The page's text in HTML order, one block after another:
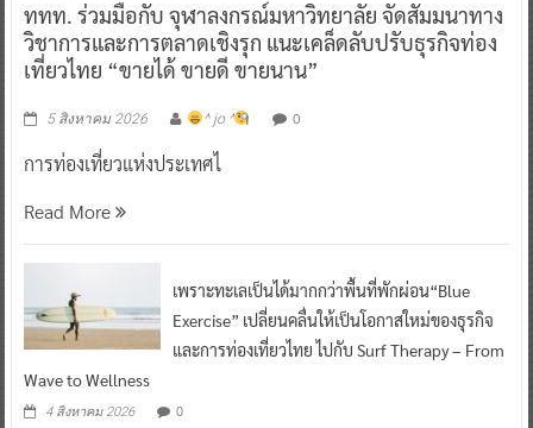
ททท. ร่วมมือกับ จุฬาลงกรณ์มหาวิทยาลัย จัดสัมมนาทาง
วิชาการและการตลาดเชิงรุก แนะเคล็ดลับปรับธุรกิจท่อง
เที่ยวไทย “ขายได้ ขายดี ขายนาน”
5 สิงหาคม 2026 ^ jo ^ 0
การท่องเที่ยวแห่งประเทศไ
Read More
เพราะทะเลเป็นได้มากกว่าพื้นที่พักผ่อน“Blue
Exercise” เปลี่ยนคลื่นให้เป็นโอกาสใหม่ของธุรกิจ
และการท่องเที่ยวไทย ไปกับ Surf Therapy – From
Wave to Wellness
4 สิงหาคม 2026 0